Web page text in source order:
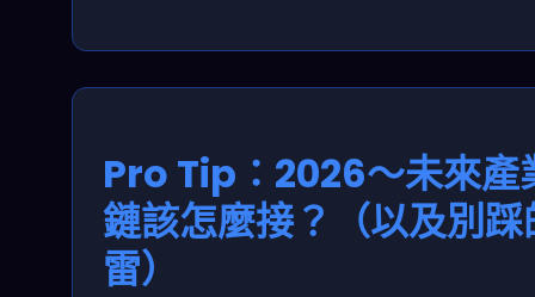
Pro Tip：2026～未來產
鏈該怎麼接？（以及別踩
雷）